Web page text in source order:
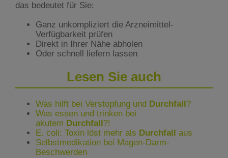
das bedeutet für Sie:
Ganz unkompliziert die Arzneimittel-
Verfügbarkeit prüfen
Direkt in Ihrer Nähe abholen
Oder schnell liefern lassen
Lesen Sie auch
Was hilft bei Verstopfung und Durchfall ?
Was essen und trinken bei
akutem Durchfall ?!
E. coli: Toxin löst mehr als Durchfall
aus
Selbstmedikation bei Magen-Darm-
Beschwerden